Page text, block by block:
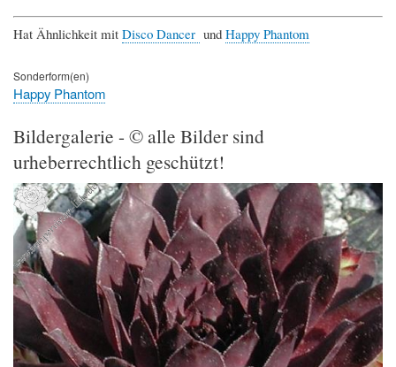
Hat Ähnlichkeit mit Disco Dancer und Happy Phantom
Sonderform(en)
Happy Phantom
Bildergalerie - © alle Bilder sind
urheberrechtlich geschützt!